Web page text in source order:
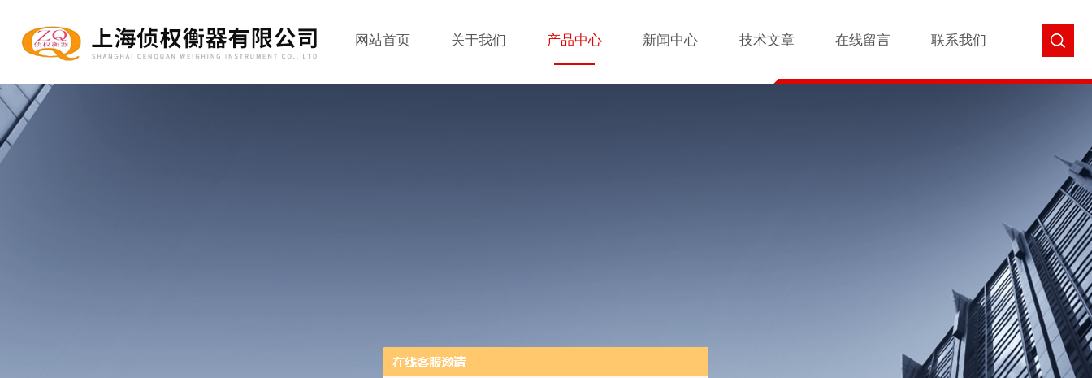
网站首页 关于我们 产品中心 新闻中心 技术文章 在线留言 联系我们